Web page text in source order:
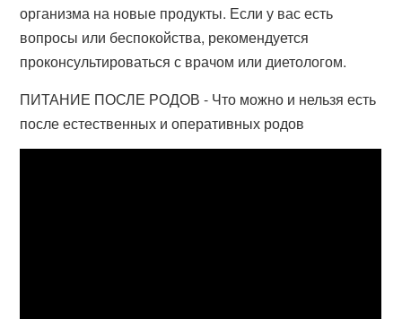
организма на новые продукты. Если у вас есть
вопросы или беспокойства, рекомендуется
проконсультироваться с врачом или диетологом.
ПИТАНИЕ ПОСЛЕ РОДОВ - Что можно и нельзя есть
после естественных и оперативных родов